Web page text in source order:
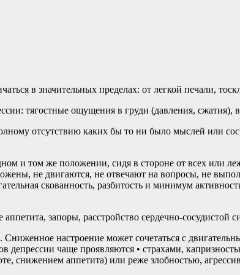
в значительных пределах: от легкой печали,
тягостные ощущения в груди (давления, сжатия),
отсутствию каких бы то ни было мыслей или
и том же положении, сидя в стороне от всех или
не двигаются, не отвечают на вопросы, не
скованность, разбитость и минимум
запоры, расстройство сердечно-
настроение может сочетаться с
чаще проявляются • страхами,
снижением аппетита) или реже злобностью,